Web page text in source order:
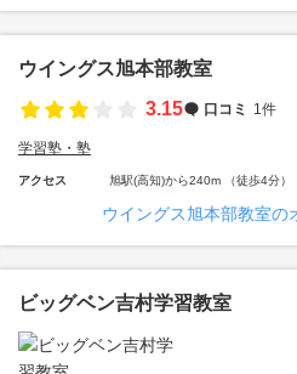
ウイングス旭本部教室
3.15
口コミ 1件
学習塾・塾
アクセス 旭駅(高知)から240m （徒歩4分）
ウイングス旭本部教室の
ビッグベン吉村学習教室